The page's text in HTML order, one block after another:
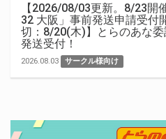
【2026/08/03更新。8/23開
32 大阪」事前発送申請受付
切：8/20(木)】とらのあな
発送受付！
2026.08.03 サークル様向け